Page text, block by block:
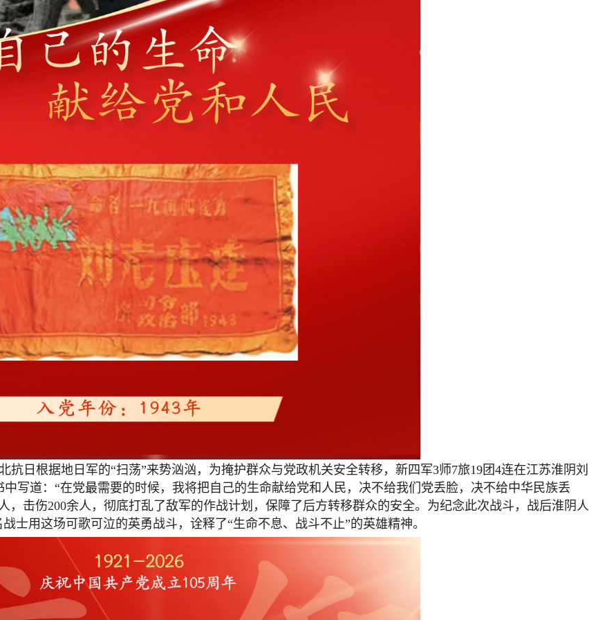
日根据地日军的“扫荡”来势汹汹，为掩护群众与党政机关安全转移，新四军3师7旅19团4连在江苏淮阴刘
写道：“在党最需要的时候，我将把自己的生命献给党和人民，决不给我们党丢脸，决不给中华民族丢
，击伤200余人，彻底打乱了敌军的作战计划，保障了后方转移群众的安全。为纪念此次战斗，战后淮阴人
士用这场可歌可泣的英勇战斗，诠释了“生命不息、战斗不止”的英雄精神。